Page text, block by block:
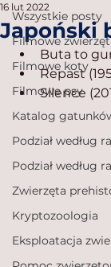
Wszystkie posty
Filmowe
Filmowe koty
Filmowe psy
Katalog
Podział według
Podział według
Zwierzęta
Kryptozoologia
Eksploatacja
Japoński
16 lut 2022
Buta to
Repast
Silence